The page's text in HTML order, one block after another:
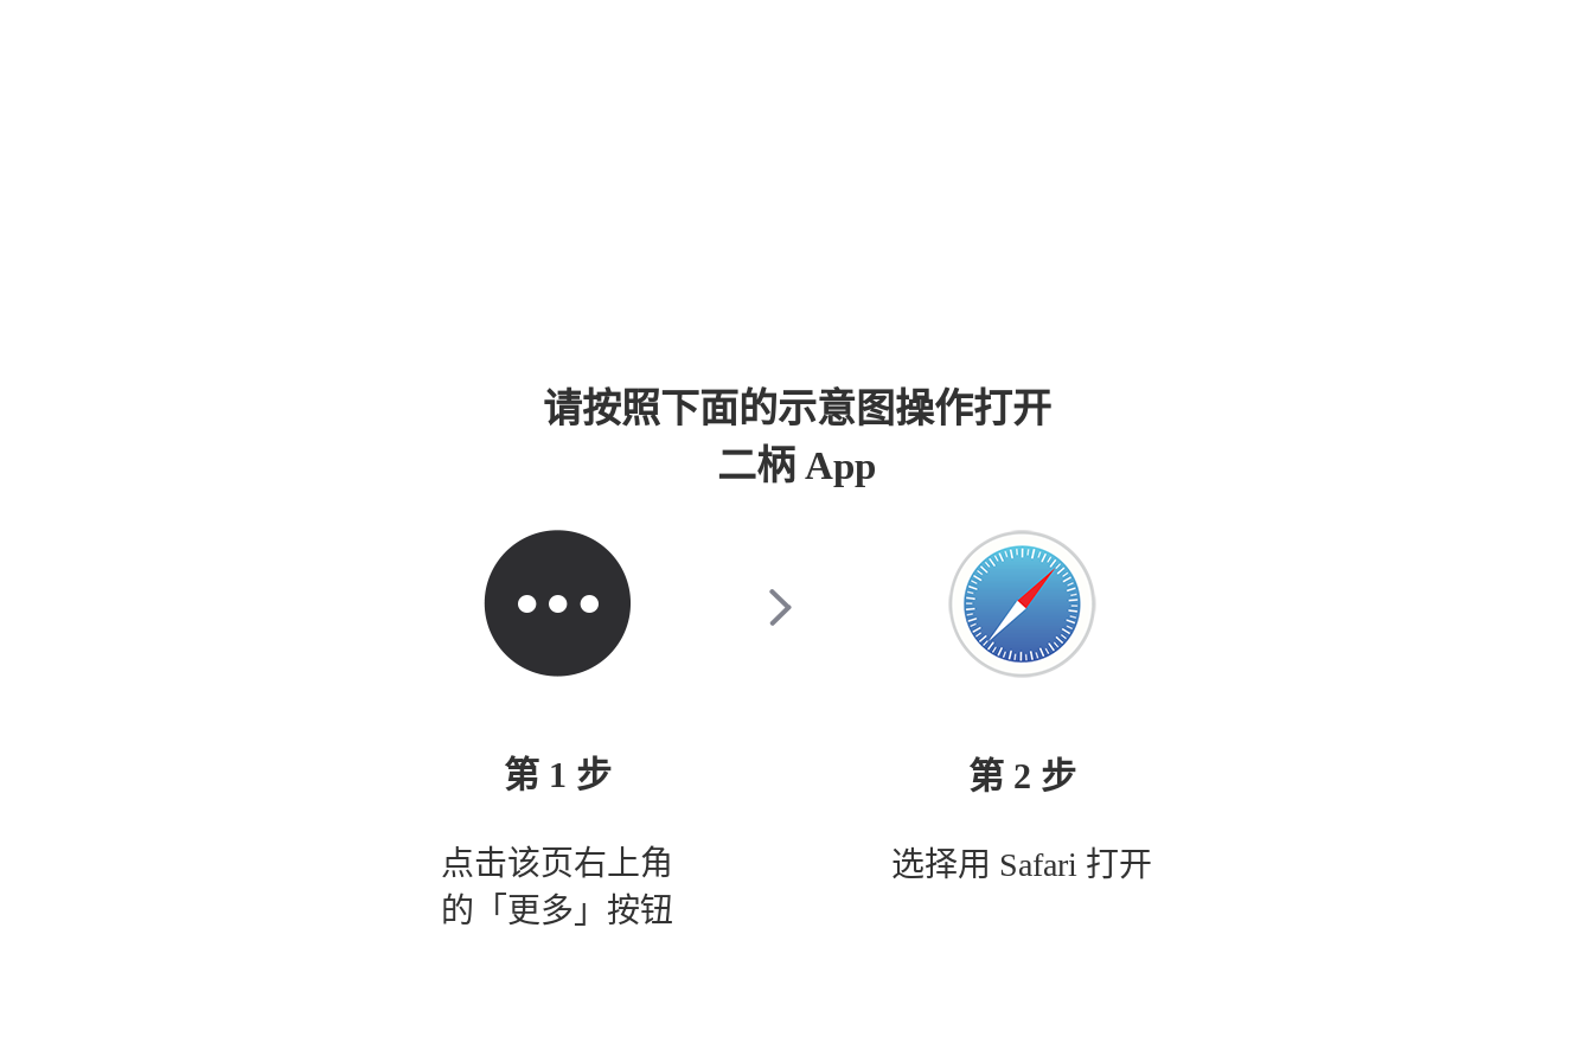
请按照下面的示意图操作打开
二柄 App
第 1 步
点击该页右上角
的「更多」按钮
第 2 步
选择用 Safari 打开